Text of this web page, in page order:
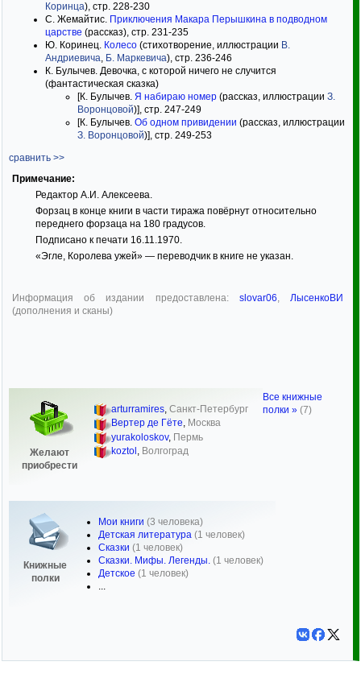
Коринца), стр. 228-230
С. Жемайтис. Приключения Макара Перышкина в подводном
царстве (рассказ), стр. 231-235
Ю. Коринец. Колесо (стихотворение, иллюстрации В.
Андриевича, Б. Маркевича), стр. 236-246
К. Булычев. Девочка, с которой ничего не случится
(фантастическая сказка)
[К. Булычев. Я набираю номер (рассказ, иллюстрации З.
Воронцовой)], стр. 247-249
[К. Булычев. Об одном привидении (рассказ, иллюстрации
З. Воронцовой)], стр. 249-253
сравнить >>
Примечание:
Редактор А.И. Алексеева.
Форзац в конце книги в части тиража повёрнут относительно
переднего форзаца на 180 градусов.
Подписано к печати 16.11.1970.
«Эгле, Королева ужей» — переводчик в книге не указан.
Информация об издании предоставлена: slovar06,ЛысенкоВИ
(дополнения и сканы)
Желают
приобрести
arturramires, Санкт-Петербург
Вертер де Гёте, Москва
yurakoloskov, Пермь
koztol , Волгоград
Книжные
полки
Мои книги (3 человека)
Детская литература (1 человек)
Сказки (1 человек)
Сказки. Мифы. Легенды. (1 человек)
Детское (1 человек)
...
Все книжные
полки » (7)